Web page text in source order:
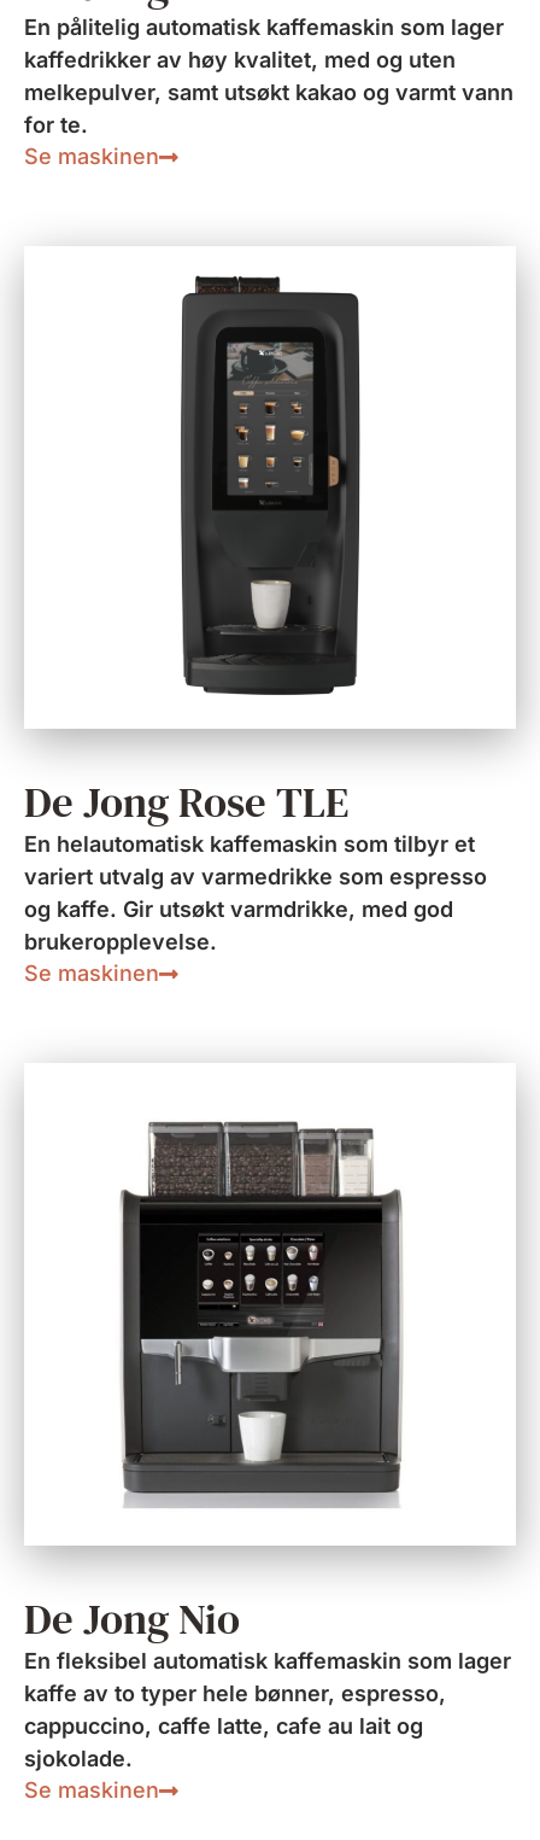
En pålitelig automatisk kaffemaskin som lager
kaffedrikker av høy kvalitet, med og uten
melkepulver, samt utsøkt kakao og varmt vann
for te.
Se maskinen
De Jong Rose TLE
En helautomatisk kaffemaskin som tilbyr et
variert utvalg av varmedrikke som espresso
og kaffe. Gir utsøkt varmdrikke, med god
brukeropplevelse.
Se maskinen
De Jong Nio
En fleksibel automatisk kaffemaskin som lager
kaffe av to typer hele bønner, espresso,
cappuccino, caffe latte, cafe au lait og
sjokolade.
Se maskinen